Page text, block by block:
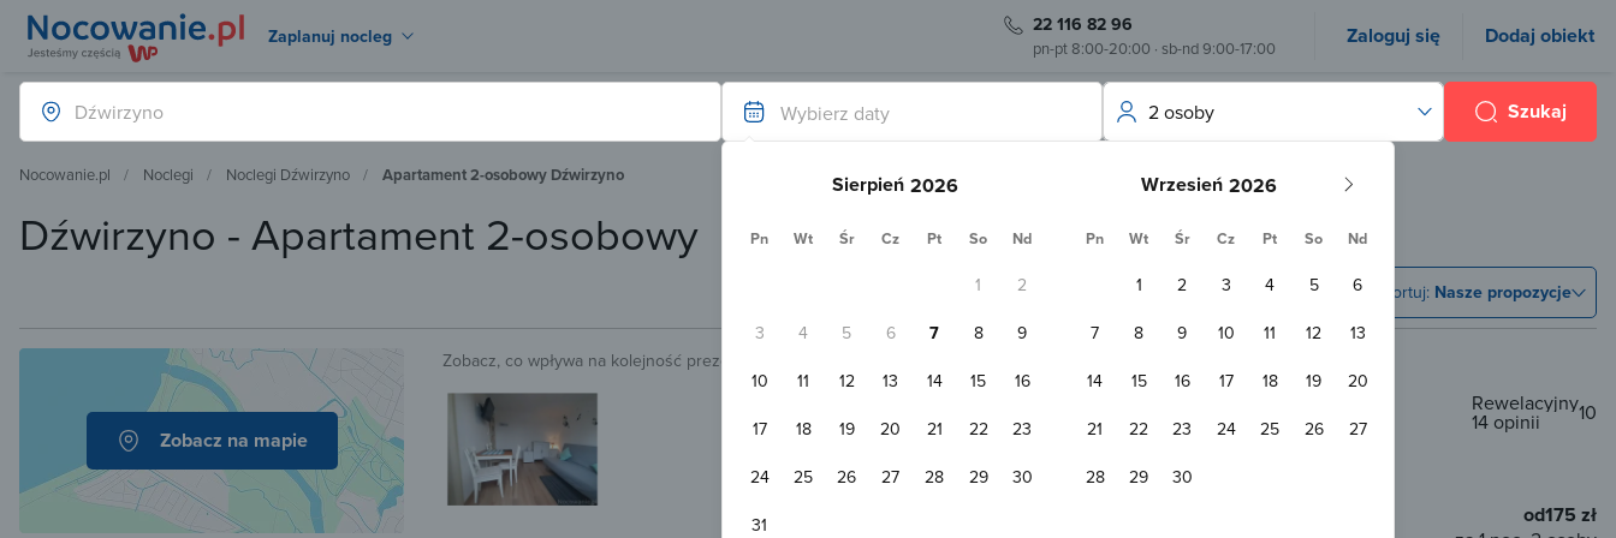
Zaplanuj nocleg 22 116 82 96
pn-pt 8:00-20:00 · sb-nd 9:00-17:00 Zaloguj się Dodaj obiekt
Wybierz daty
Sierpień Wrzesień
Pn Wt Śr Cz Pt So Nd Pn Wt Śr Cz Pt So Nd
1
2
3
4 5 6 7 8
9
10
11 12 13 14 15
16
17
18 19 20 21 22
23
24
25 26 27 28 29
30
31
1 2 3 4 5
6
7
8 9 10 11 12
13
14
15 16 17 18 19
20
21
22 23 24 25 26
27
28
29 30
2 osoby Szukaj
Nocowanie.pl Noclegi Noclegi Dźwirzyno Apartament 2-osobowy Dźwirzyno
Dźwirzyno - Apartament 2-osobowy
Sortuj: Nasze propozycje
Zobacz, co wpływa na kolejność prezentowanych obiektów.
Pokoje Gościnne Janosik Dźwirzyno
10
Rewelacyjny
14 opinii
Darmowy parking
WiFi
od175 zł
Zobacz na mapie